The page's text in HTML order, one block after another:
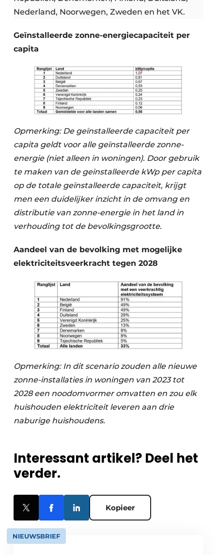
Nederland, Noorwegen, Zweden en het VK.
Geïnstalleerde zonne-energiecapaciteit per
capita
Opmerking: De geïnstalleerde capaciteit per
capita geldt voor alle geïnstalleerde zonne-
energie (niet alleen in woningen). Door gebruik
te maken van de geïnstalleerde kWp per capita
op de totale geïnstalleerde capaciteit, krijgt
men een duidelijker inzicht in de omvang en
distributie van zonne-energie in het land in
verhouding tot de bevolkingsgrootte.
Aandeel van de bevolking met mogelijke
elektriciteitsveerkracht tegen 2028
Opmerking: In dit scenario zouden alle nieuwe
zonne-installaties in woningen van 2023 tot
2028 een noodomvormer omvatten en zou elk
huishouden elektriciteit leveren aan drie
naburige huishoudens.
Interessant artikel? Deel het
verder.
Kopieer
NIEUWSBRIEF